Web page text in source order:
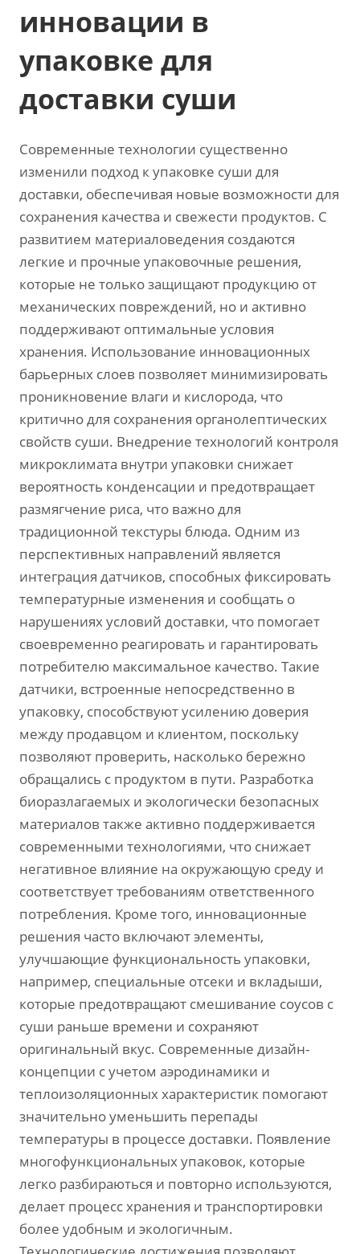
инновации в
упаковке для
доставки суши
Современные технологии существенно
изменили подход к упаковке суши для
доставки, обеспечивая новые возможности для
сохранения качества и свежести продуктов. С
развитием материаловедения создаются
легкие и прочные упаковочные решения,
которые не только защищают продукцию от
механических повреждений, но и активно
поддерживают оптимальные условия
хранения. Использование инновационных
барьерных слоев позволяет минимизировать
проникновение влаги и кислорода, что
критично для сохранения органолептических
свойств суши. Внедрение технологий контроля
микроклимата внутри упаковки снижает
вероятность конденсации и предотвращает
размягчение риса, что важно для
традиционной текстуры блюда. Одним из
перспективных направлений является
интеграция датчиков, способных фиксировать
температурные изменения и сообщать о
нарушениях условий доставки, что помогает
своевременно реагировать и гарантировать
потребителю максимальное качество. Такие
датчики, встроенные непосредственно в
упаковку, способствуют усилению доверия
между продавцом и клиентом, поскольку
позволяют проверить, насколько бережно
обращались с продуктом в пути. Разработка
биоразлагаемых и экологически безопасных
материалов также активно поддерживается
современными технологиями, что снижает
негативное влияние на окружающую среду и
соответствует требованиям ответственного
потребления. Кроме того, инновационные
решения часто включают элементы,
улучшающие функциональность упаковки,
например, специальные отсеки и вкладыши,
которые предотвращают смешивание соусов с
суши раньше времени и сохраняют
оригинальный вкус. Современные дизайн-
концепции с учетом аэродинамики и
теплоизоляционных характеристик помогают
значительно уменьшить перепады
температуры в процессе доставки. Появление
многофункциональных упаковок, которые
легко разбираються и повторно используются,
делает процесс хранения и транспортировки
более удобным и экологичным.